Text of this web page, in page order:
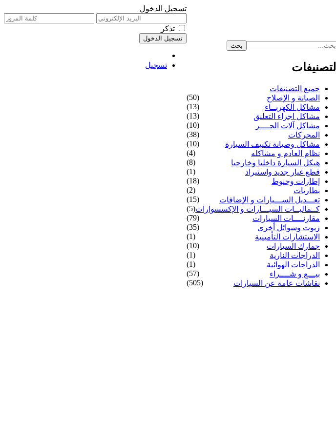
تسجيل الدخول
تذكر
تسجيل التصنيفات
جميع التصنيفات
الصيانة و الإصلاح
(50)
مشاكل الكهربــاء
(13)
مشاكل اجزاء التعليق
(13)
مشاكل آلات الجــــر
(10)
المحركات
(38)
مشاكل وصيانة تكييف السيارة
(10)
نظام العادم و مشاكله
(4)
هيكل السيارة داخليا وخارجيا
(8)
قطع غيار جديد واستيراد
(1)
إطارات وجنوط
(18)
بطاريات
(2)
تعـــديل الســـيارات و الإضافات
(15)
كــماليــات السيـــارات و الإكسسوارات(5)
مقارنــــات السيارات
(79)
زيوت وسوائل أخرى
(35)
الاستشارات التأمينية
(1)
جمارك السيارات
(10)
الدراجات النارية
(1)
الدراجات الهوائية
(1)
بيـــع و شــــراء
(57)
نقاشات عامة عن السيارات
(505)